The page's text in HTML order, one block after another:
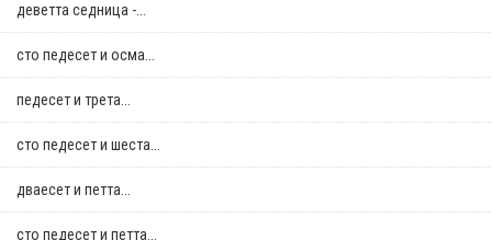
деветта седница -...
сто педесет и осма...
педесет и трета...
сто педесет и шеста...
дваесет и петта...
сто педесет и петта...